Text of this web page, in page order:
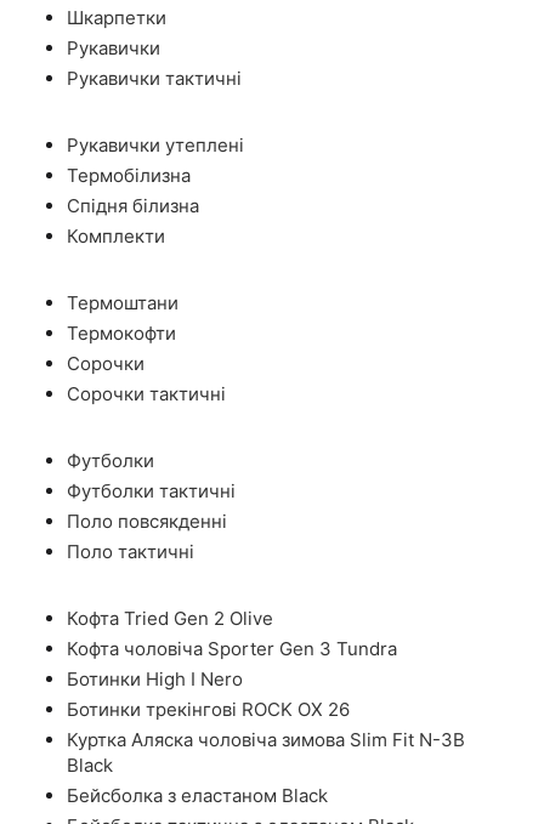
Шкарпетки
Рукавички
Рукавички тактичні
Рукавички утеплені
Термобілизна
Спідня білизна
Комплекти
Термоштани
Термокофти
Сорочки
Сорочки тактичні
Футболки
Футболки тактичні
Поло повсякденні
Поло тактичні
Кофта Tried Gen 2 Olive
Кофта чоловіча Sporter Gen 3 Tundra
Ботинки High I Nero
Ботинки трекінгові ROCK OX 26
Куртка Аляска чоловіча зимова Slim Fit N-3B
Black
Бейсболка з еластаном Black